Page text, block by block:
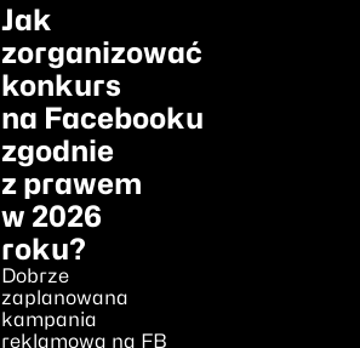
Jak
zorganizować
konkurs
na Facebooku
zgodnie
z prawem
w 2026
roku?
Dobrze
zaplanowana
kampania
reklamowa na FB